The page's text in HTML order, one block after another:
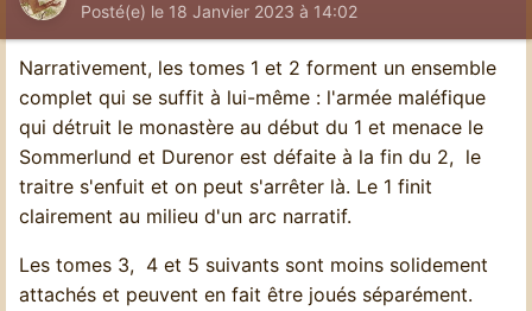
Posté(e) le 18 Janvier 2023 à 14:02
Narrativement, les tomes 1 et 2 forment un ensemble
complet qui se suffit à lui-même : l'armée maléfique
qui détruit le monastère au début du 1 et menace le
Sommerlund et Durenor est défaite à la fin du 2, le
traitre s'enfuit et on peut s'arrêter là. Le 1 finit
clairement au milieu d'un arc narratif.
Les tomes 3, 4 et 5 suivants sont moins solidement
attachés et peuvent en fait être joués séparément.